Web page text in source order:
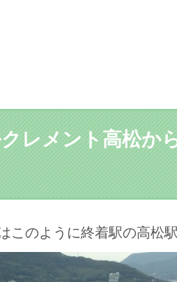
クレメント高松か
このように終着駅の高松